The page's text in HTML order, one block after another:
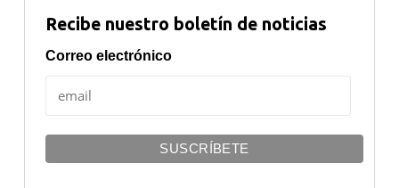
Recibe nuestro boletín de noticias
Correo electrónico